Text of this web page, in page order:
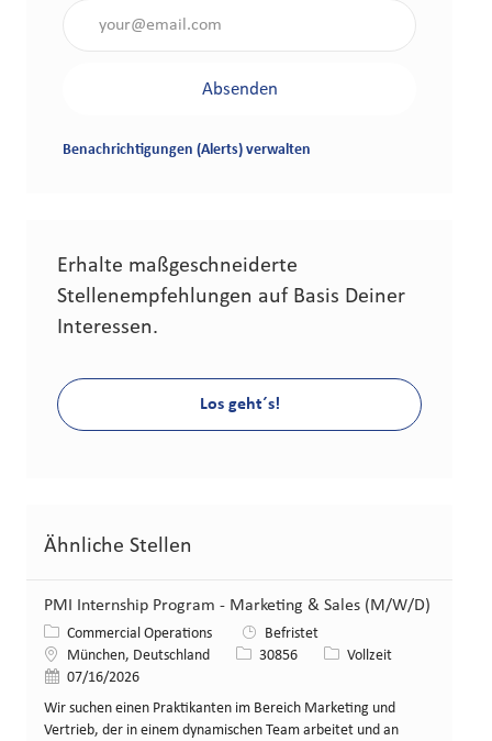
Absenden
Benachrichtigungen (Alerts) verwalten
Erhalte maßgeschneiderte
Stellenempfehlungen auf Basis Deiner
Interessen.
Los geht´s!
Ähnliche Stellen
PMI Internship Program - Marketing & Sales (M/W/D)
Kategorie
Commercial Operations
Befristet
Standort
München, Deutschland Stellen-ID
30856 Art der Stelle
Vollzeit
Veröffentlicht am
07/16/2026
Wir suchen einen Praktikanten im Bereich Marketing und
Vertrieb, der in einem dynamischen Team arbeitet und an